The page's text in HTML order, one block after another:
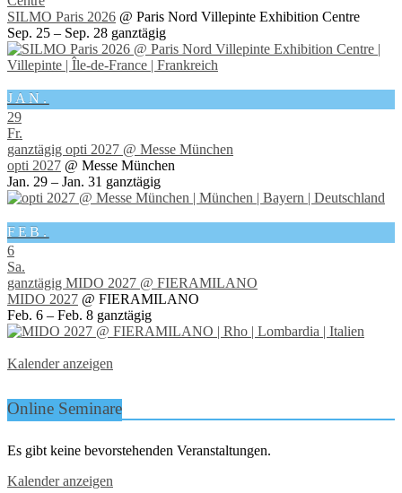
SILMO Paris 2026 @ Paris Nord Villepinte Exhibition Centre
Sep. 25 – Sep. 28 ganztägig
JAN.
29
Fr.
ganztägig opti 2027 @ Messe München
opti 2027 @ Messe München
Jan. 29 – Jan. 31 ganztägig
FEB.
6
Sa.
ganztägig MIDO 2027 @ FIERAMILANO
MIDO 2027 @ FIERAMILANO
Feb. 6 – Feb. 8 ganztägig
Kalender anzeigen
Online Seminare
Es gibt keine bevorstehenden Veranstaltungen.
Kalender anzeigen